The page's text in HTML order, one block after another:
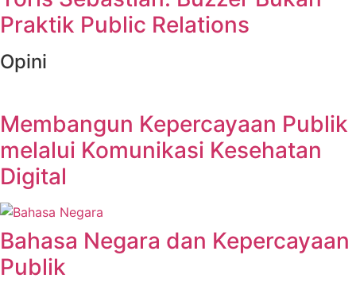
Praktik Public Relations
Opini
Membangun Kepercayaan Publik
melalui Komunikasi Kesehatan
Digital
Bahasa Negara dan Kepercayaan
Publik